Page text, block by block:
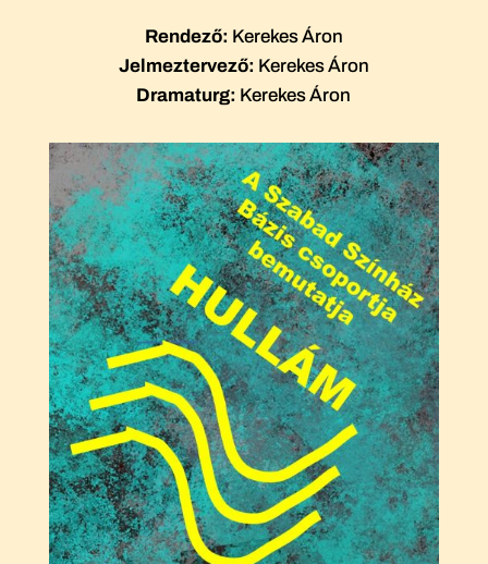
Rendező: Kerekes Áron
Jelmeztervező: Kerekes Áron
Dramaturg: Kerekes Áron